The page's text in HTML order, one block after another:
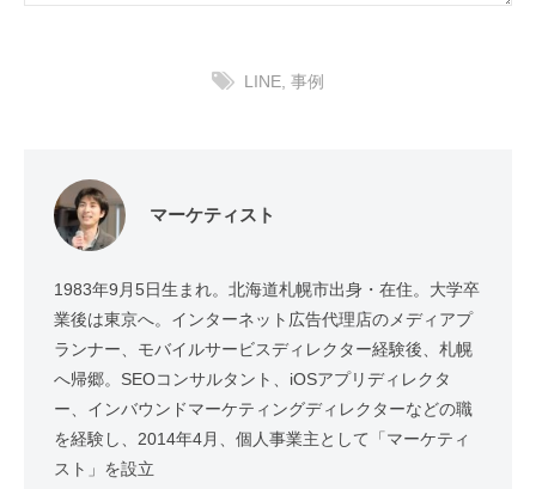
LINE 事例
マーケティスト
1983年9月5日生まれ。北海道札幌市出身・在住。大学卒
業後は東京へ。インターネット広告代理店のメディアプ
ランナー、モバイルサービスディレクター経験後、札幌
へ帰郷。SEOコンサルタント、iOSアプリディレクタ
ー、インバウンドマーケティングディレクターなどの職
を経験し、2014年4月、個人事業主として「マーケティ
スト」を設立